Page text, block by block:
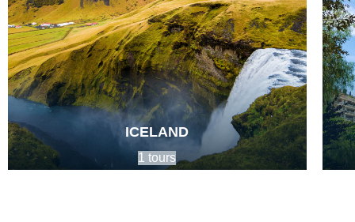
ICELAND
1 tours